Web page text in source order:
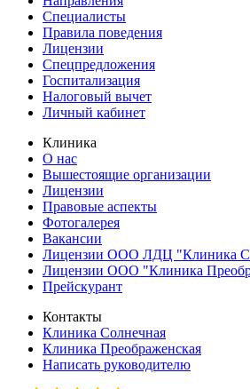
Специалисты
Правила поведения
Лицензии
Спецпредложения
Госпитализация
Налоговый вычет
Личный кабинет
Клиника
О нас
Вышестоящие организации
Лицензии
Правовые аспекты
Фотогалерея
Вакансии
Лицензии ООО ЛДЦ "Клиника
Лицензии ООО "Клиника
Прейскурант
Контакты
Клиника Солнечная
Клиника Преображенская
Написать руководителю